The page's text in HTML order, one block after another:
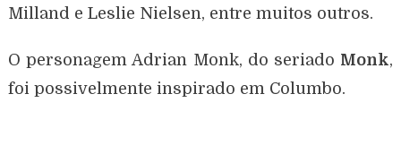
Milland e Leslie Nielsen, entre muitos outros.
O personagem Adrian Monk, do seriado Monk,
foi possivelmente inspirado em Columbo.